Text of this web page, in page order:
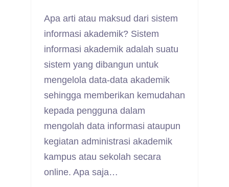
Apa arti atau maksud dari sistem
informasi akademik? Sistem
informasi akademik adalah suatu
sistem yang dibangun untuk
mengelola data-data akademik
sehingga memberikan kemudahan
kepada pengguna dalam
mengolah data informasi ataupun
kegiatan administrasi akademik
kampus atau sekolah secara
online. Apa saja…